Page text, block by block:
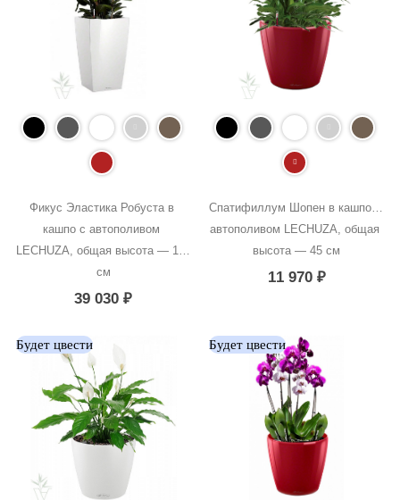
Фикус Эластика Робуста в
кашпо с автополивом
LECHUZA, общая высота — 120
см
39 030₽
Спатифиллум Шопен в кашпо с
автополивом LECHUZA, общая
высота — 45 см
11 970 ₽
Будет цвести Будет цвести